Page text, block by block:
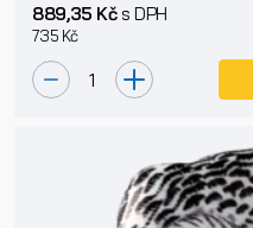
889,35 Kčs DPH
735 Kč